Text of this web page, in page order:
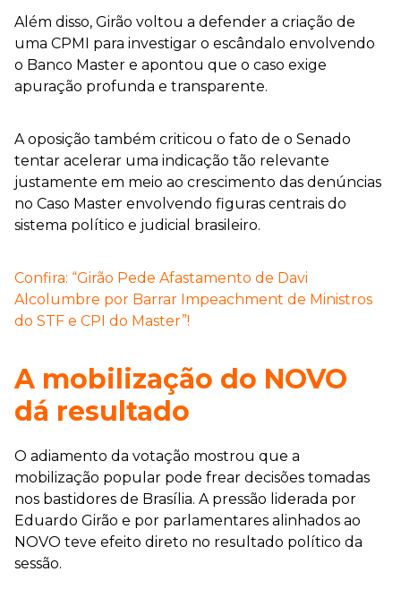
Além disso, Girão voltou a defender a criação de
uma CPMI para investigar o escândalo envolvendo
o Banco Master e apontou que o caso exige
apuração profunda e transparente.
A oposição também criticou o fato de o Senado
tentar acelerar uma indicação tão relevante
justamente em meio ao crescimento das denúncias
no Caso Master envolvendo figuras centrais do
sistema político e judicial brasileiro.
Confira: “Girão Pede Afastamento de Davi
Alcolumbre por Barrar Impeachment de Ministros
do STF e CPI do Master”!
A mobilização do NOVO
dá resultado
O adiamento da votação mostrou que a
mobilização popular pode frear decisões tomadas
nos bastidores de Brasília. A pressão liderada por
Eduardo Girão e por parlamentares alinhados ao
NOVO teve efeito direto no resultado político da
sessão.